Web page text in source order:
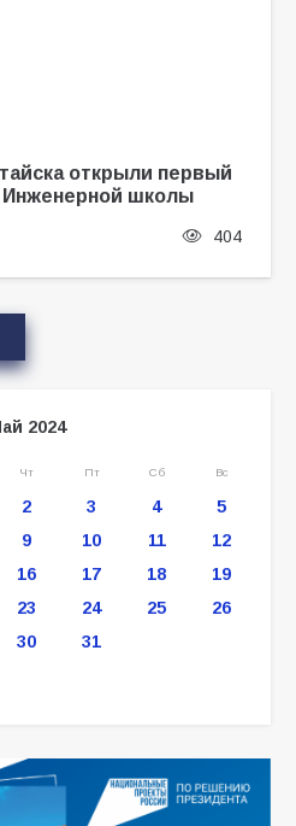
открыли первый
школы
404
2024
Чт Пт Сб Вс
2 3 4
5
9 10 11
12
16 17 18
19
23 24 25
26
30 31